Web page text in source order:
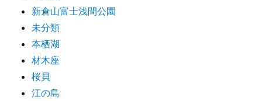
新倉山富士浅間公園
未分類
本栖湖
材木座
桜貝
江の島